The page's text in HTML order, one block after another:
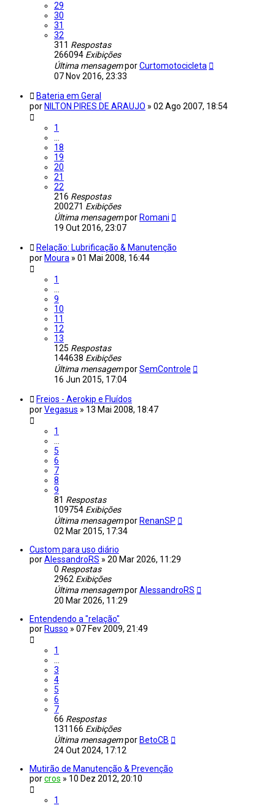
29
30
31
32
311 Respostas
266094 Exibições
Última mensagemporCurtomotocicleta
07 Nov 2016, 23:33
Bateria em Geral
por NILTON PIRES DE ARAUJO » 02 Ago 2007, 18:54
1
…
18
19
20
21
22
216 Respostas
200271 Exibições
Última mensagempor Romani
19 Out 2016, 23:07
Relação: Lubrificação & Manutenção
por Moura » 01 Mai 2008, 16:44
1
…
9
10
11
12
13
125 Respostas
144638 Exibições
Última mensagemporSemControle
16 Jun 2015, 17:04
Freios - Aerokip e Fluídos
porVegasus » 13 Mai 2008, 18:47
1
…
5
6
7
8
9
81 Respostas
109754 Exibições
Última mensagempor RenanSP
02 Mar 2015, 17:34
Custom para uso diário
porAlessandroRS » 20 Mar 2026, 11:29
0 Respostas
2962 Exibições
Última mensagemporAlessandroRS
20 Mar 2026, 11:29
Entendendo a "relação"
por Russo » 07 Fev 2009, 21:49
1
…
3
4
5
6
7
66 Respostas
131166 Exibições
Última mensagempor BetoCB
24 Out 2024, 17:12
Mutirão de Manutenção & Prevenção
porcros » 10 Dez 2012, 20:10
1